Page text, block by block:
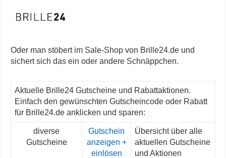
Oder man stöbert im Sale-Shop von Brille24.de und
sichert sich das ein oder andere Schnäppchen.
Aktuelle Brille24 Gutscheine und Rabattaktionen.
Einfach den gewünschten Gutscheincode oder Rabatt
für Brille24.de anklicken und sparen:
diverse
Gutscheine
Gutschein
anzeigen +
einlösen
Übersicht über alle
aktuellen Gutscheine
und Aktionen